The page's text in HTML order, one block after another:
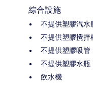
綜合設施
不提供塑膠汽水
不提供塑膠攪拌
不提供塑膠吸管
不提供塑膠水瓶
飲水機